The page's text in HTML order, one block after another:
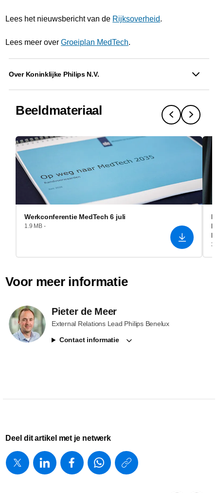
Lees het nieuwsbericht van de Rijksoverheid.
Lees meer overGroeiplan MedTech.
Over Koninklijke Philips N.V.
Beeldmateriaal
Werkconferentie MedTech 6 juli
1.9 MB -
Voor meer informatie
Pieter de Meer
External Relations Lead Philips Benelux
Contact informatie
Deel dit artikel met je netwerk
https://